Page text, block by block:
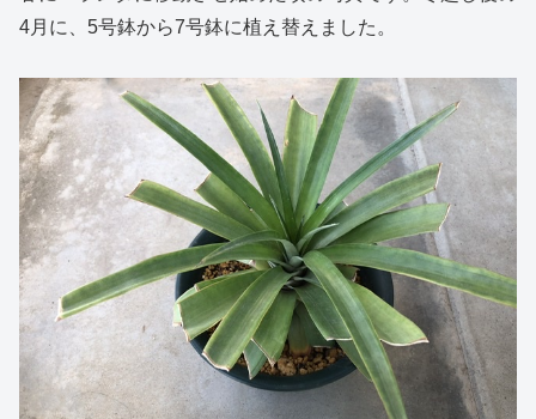
4月に、5号鉢から7号鉢に植え替えました。